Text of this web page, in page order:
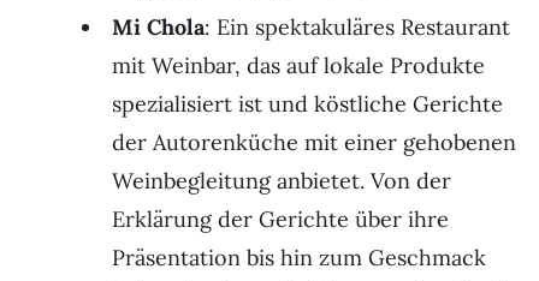
Mi Chola: Ein spektakuläres Restaurant
mit Weinbar, das auf lokale Produkte
spezialisiert ist und köstliche Gerichte
der Autorenküche mit einer gehobenen
Weinbegleitung anbietet. Von der
Erklärung der Gerichte über ihre
Präsentation bis hin zum Geschmack